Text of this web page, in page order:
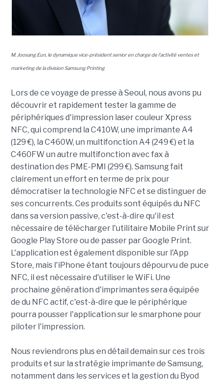
M. Joosang Eun, le dynamique vice-président senior en charge de l'activité ventes et
marketing de la division Samsung Printing
Lors de ce voyage de presse à Seoul, nous avons pu
découvrir et rapidement tester la gamme de
périphériques d'impression laser couleur Xpress
NFC, qui comprend la C410W, une imprimante A4
(129 €), la C460W, un multifonction A4 (249 €) et la
C460FW un autre multifonction avec fax à
destination des PME-PMI (299 €). Samsung fait
clairement un effort en terme de prix pour
démocratiser la technologie NFC et se distinguer de
ses concurrents. Ces produits sont équipés du NFC
dans sa version passive, c'est-à-dire qu'il est
nécessaire de télécharger l'utilitaire Mobile Print sur
Google Play Store ou de passer par Google Print.
L'application est également disponible sur l'App
Store, mais l'iPhone étant toujours dépourvu de puce
NFC, il est nécessaire d'utiliser le WiFi. Une
prochaine génération d'imprimantes sera équipée
de du NFC actif, c'est-à-dire que le périphérique
pourra pousser l'application sur le smarphone pour
piloter l'impression.
Nous reviendrons plus en détail demain sur ces trois
produits et sur la stratégie imprimante de Samsung,
notamment dans les services et la gestion du Byod